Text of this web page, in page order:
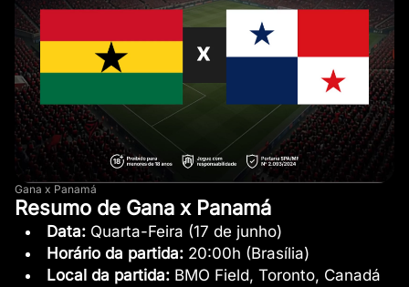
Gana x Panamá
Resumo de Gana x Panamá
Data: Quarta-Feira (17 de junho)
Horário da partida: 20:00h (Brasília)
Local da partida:BMO Field, Toronto, Canadá